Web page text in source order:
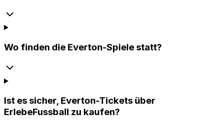
Wo finden die Everton-Spiele statt?
Ist es sicher, Everton-Tickets über
ErlebeFussball zu kaufen?